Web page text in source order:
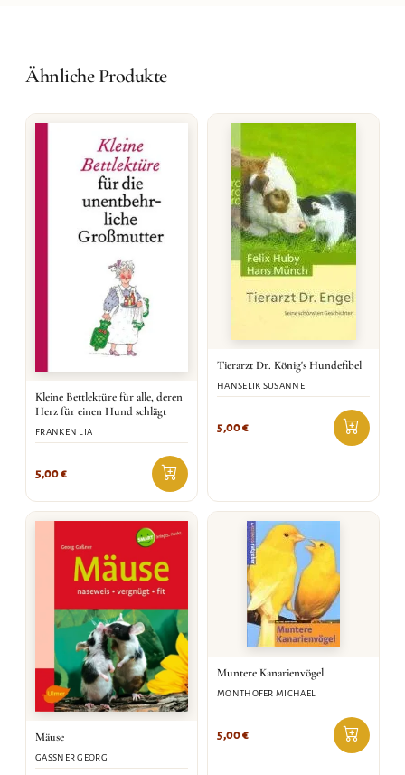
Ähnliche Produkte
Kleine Bettlektüre für alle, deren
Herz für einen Hund schlägt
FRANKEN LIA
5,00€
Tierarzt Dr. König's Hundefibel
HANSELIK SUSANNE
5,00€
Mäuse
GASSNER GEORG
Muntere Kanarienvögel
MONTHOFER MICHAEL
5,00€